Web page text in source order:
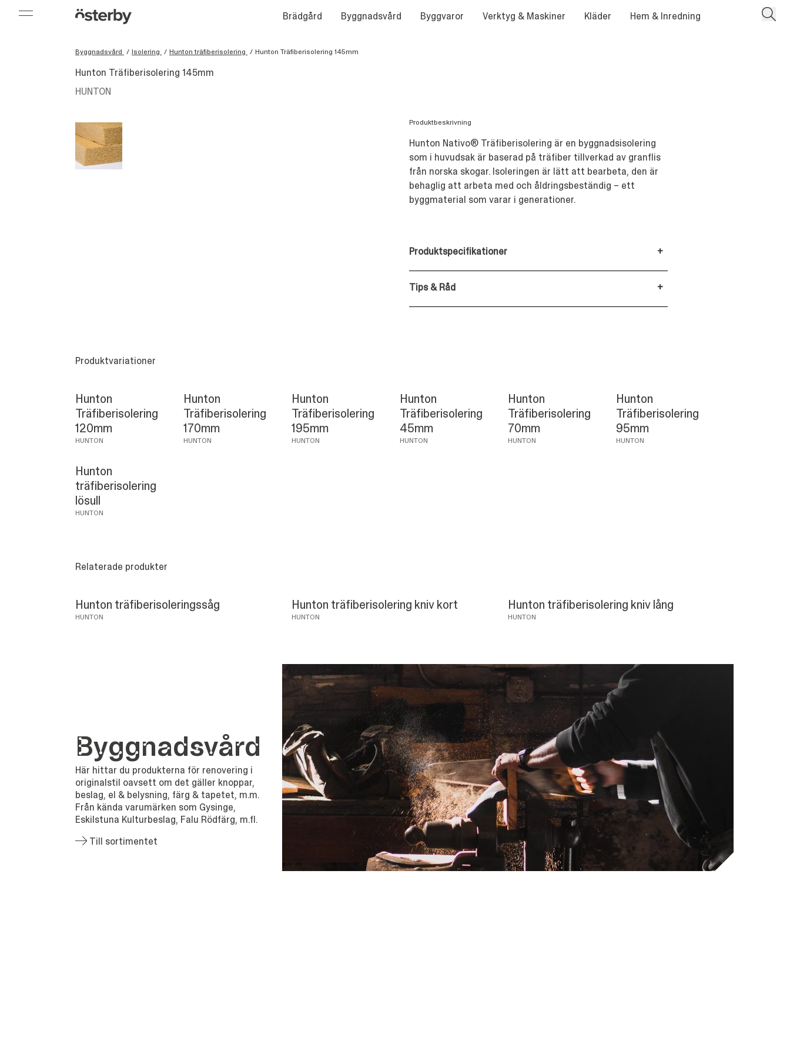
Brädgård Byggnadsvård Byggvaror Verktyg & Maskiner Kläder Hem & Inredning
Byggnadsvård / Isolering / Hunton träfiberisolering / Hunton Träfiberisolering 145mm
Hunton Träfiberisolering 145mm
HUNTON
Produktbeskrivning
Hunton Nativo® Träfiberisolering är en byggnadsisolering
som i huvudsak är baserad på träfiber tillverkad av granflis
från norska skogar. Isoleringen är lätt att bearbeta, den är
behaglig att arbeta med och åldringsbeständig – ett
byggmaterial som varar i generationer.
Produktspecifikationer +
Tips & Råd +
Produktvariationer
Hunton
Träfiberisolering
120mm
HUNTON
Hunton
Träfiberisolering
170mm
HUNTON
Hunton
Träfiberisolering
195mm
HUNTON
Hunton
Träfiberisolering
45mm
HUNTON
Hunton
Träfiberisolering
70mm
HUNTON
Hunton
Träfiberisolering
95mm
HUNTON
Hunton
träfiberisolering
lösull
HUNTON
Relaterade produkter
Hunton träfiberisoleringssåg
HUNTON
Hunton träfiberisolering kniv kort
HUNTON
Hunton träfiberisolering kniv lång
HUNTON
Bygg­nads­vård
Här hittar du produkterna för renovering i
originalstil oavsett om det gäller knoppar,
beslag, el & belysning, färg & tapetet, m.m.
Från kända varumärken som Gysinge,
Eskilstuna Kulturbeslag, Falu Rödfärg, m.fl.
Till sortimentet